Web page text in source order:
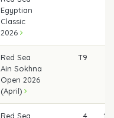
Egyptian
Classic
2026
Red Sea
Ain Sokhna
Open 2026
(April)
T9
Red Sea
4